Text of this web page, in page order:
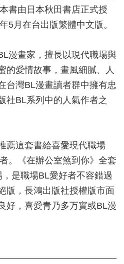
書由日本秋田書店正式授
5月在台出版繁體中文版。
漫畫家，擅長以現代職場與
的愛情故事，畫風細膩、人
台灣BL漫畫讀者群中擁有忠
社BL系列中的人氣作者之
薦這套書給喜愛現代職場
。《在辦公室煞到你》全套
是職場BL愛好者不容錯過
版，長鴻出版社授權版市面
好，喜愛青乃多万實或BL漫